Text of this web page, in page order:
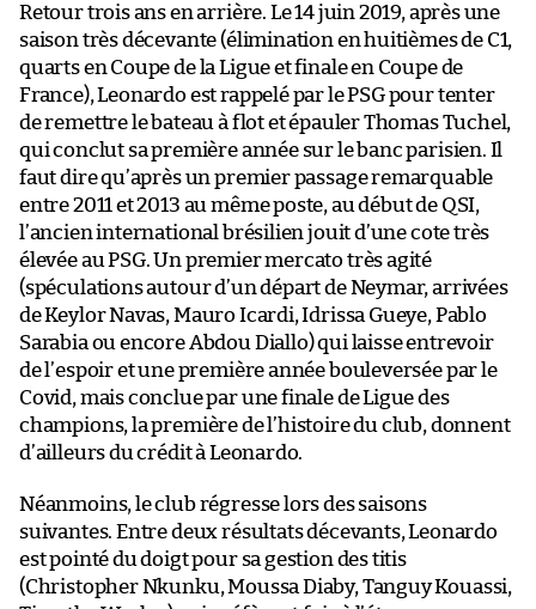
Retour trois ans en arrière. Le 14 juin 2019, après une
saison très décevante (élimination en huitièmes de C1,
quarts en Coupe de la Ligue et finale en Coupe de
France), Leonardo est rappelé par le PSG pour tenter
de remettre le bateau à flot et épauler Thomas Tuchel,
qui conclut sa première année sur le banc parisien. Il
faut dire qu’après un premier passage remarquable
entre 2011 et 2013 au même poste, au début de QSI,
l’ancien international brésilien jouit d’une cote très
élevée au PSG. Un premier mercato très agité
(spéculations autour d’un départ de Neymar, arrivées
de Keylor Navas, Mauro Icardi, Idrissa Gueye, Pablo
Sarabia ou encore Abdou Diallo) qui laisse entrevoir
de l’espoir et une première année bouleversée par le
Covid, mais conclue par une finale de Ligue des
champions, la première de l’histoire du club, donnent
d’ailleurs du crédit à Leonardo.
Néanmoins, le club régresse lors des saisons
suivantes. Entre deux résultats décevants, Leonardo
est pointé du doigt pour sa gestion des titis
(Christopher Nkunku, Moussa Diaby, Tanguy Kouassi,